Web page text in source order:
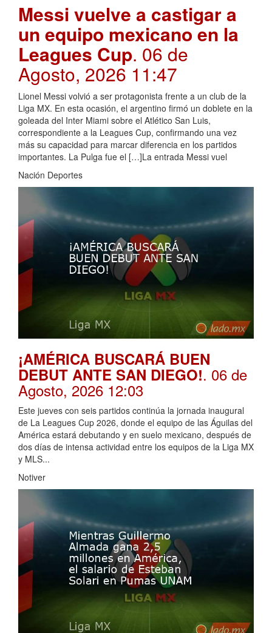
Messi vuelve a castigar a
un equipo mexicano en la
Leagues Cup. 06 de
Agosto, 2026 11:47
Lionel Messi volvió a ser protagonista frente a un club de la
Liga MX. En esta ocasión, el argentino firmó un doblete en la
goleada del Inter Miami sobre el Atlético San Luis,
correspondiente a la Leagues Cup, confirmando una vez
más su capacidad para marcar diferencia en los partidos
importantes. La Pulga fue el […]La entrada Messi vuel
Nación Deportes
¡AMÉRICA BUSCARÁ BUEN
DEBUT ANTE SAN DIEGO!. 06 de
Agosto, 2026 12:03
Este jueves con seis partidos continúa la jornada inaugural
de La Leagues Cup 2026, donde el equipo de las Águilas del
América estará debutando y en suelo mexicano, después de
dos días de intensa actividad entre los equipos de la Liga MX
y MLS...
Notiver